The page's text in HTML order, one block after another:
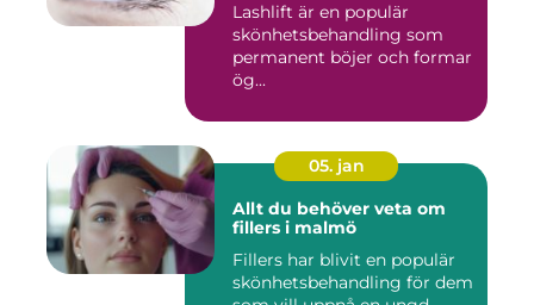
Lashlift är en populär
skönhetsbehandling som
permanent böjer och formar
ög...
05. jan
Allt du behöver veta om
fillers i malmö
Fillers har blivit en populär
skönhetsbehandling för dem